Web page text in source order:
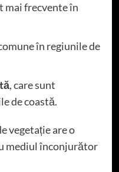
mai frecvente în
în regiunile de
, care sunt
de coastă.
vegetație are o
mediul înconjurător